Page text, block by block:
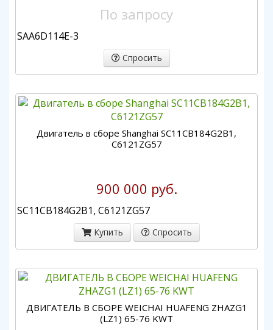
По запросу
SAA6D114E-3
Спросить
Двигатель в сборе Shanghai SC11CB184G2B1,
C6121ZG57
900 000 руб.
SC11CB184G2B1, C6121ZG57
Купить Спросить
ДВИГАТЕЛЬ В СБОРЕ WEICHAI HUAFENG ZHAZG1
(LZ1) 65-76 KWT